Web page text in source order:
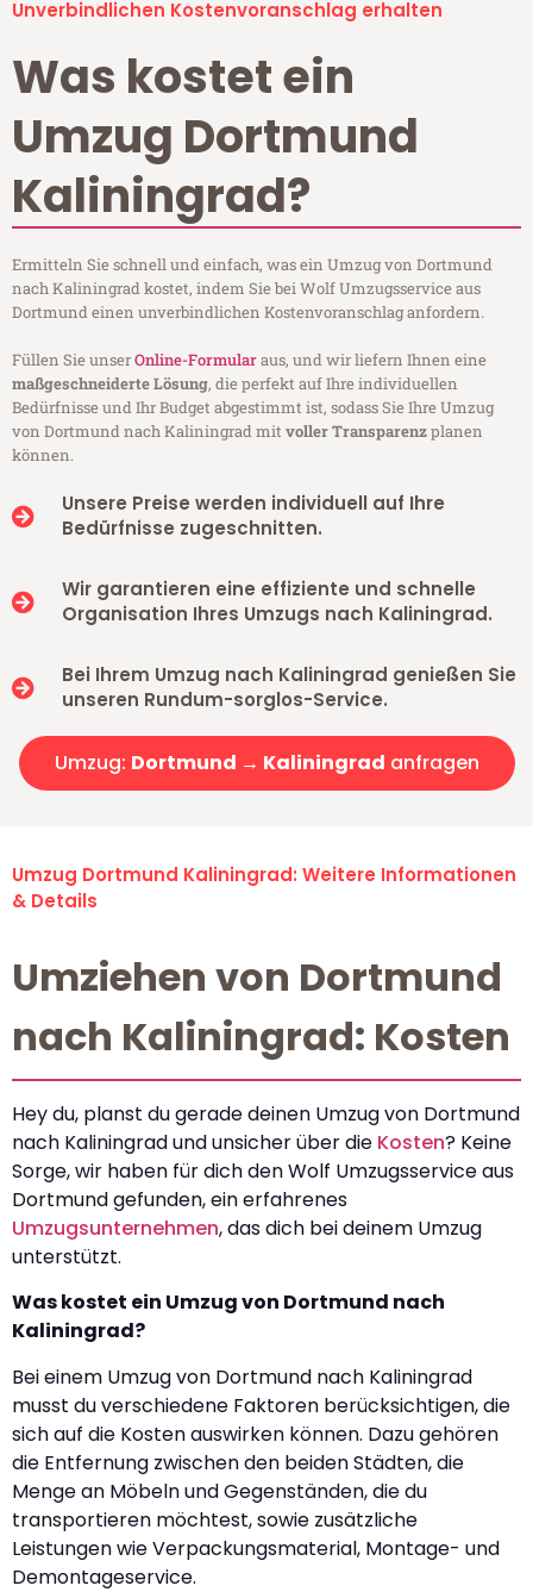
Unverbindlichen Kostenvoranschlag erhalten
Was kostet ein
Umzug Dortmund
Kaliningrad?
Ermitteln Sie schnell und einfach, was ein Umzug von Dortmund
nach Kaliningrad kostet, indem Sie bei Wolf Umzugsservice aus
Dortmund einen unverbindlichen Kostenvoranschlag anfordern.
Füllen Sie unserOnline-Formularaus, und wir liefern Ihnen eine
maßgeschneiderte Lösung, die perfekt auf Ihre individuellen
Bedürfnisse und Ihr Budget abgestimmt ist, sodass Sie Ihre Umzug
von Dortmund nach Kaliningrad mitvoller Transparenzplanen
können.
Unsere Preise werden individuell auf Ihre
Bedürfnisse zugeschnitten.
Wir garantieren eine effiziente und schnelle
Organisation Ihres Umzugs nach Kaliningrad.
Bei Ihrem Umzug nach Kaliningrad genießen Sie
unseren Rundum-sorglos-Service.
Umzug: Dortmund → Kaliningrad anfragen
Umzug Dortmund Kaliningrad: Weitere Informationen
& Details
Umziehen von Dortmund
nach Kaliningrad: Kosten
Hey du, planst du gerade deinen Umzug von Dortmund
nach Kaliningrad und unsicher über die Kosten? Keine
Sorge, wir haben für dich den Wolf Umzugsservice aus
Dortmund gefunden, ein erfahrenes
Umzugsunternehmen, das dich bei deinem Umzug
unterstützt.
Was kostet ein Umzug von Dortmund nach
Kaliningrad?
Bei einem Umzug von Dortmund nach Kaliningrad
musst du verschiedene Faktoren berücksichtigen, die
sich auf die Kosten auswirken können. Dazu gehören
die Entfernung zwischen den beiden Städten, die
Menge an Möbeln und Gegenständen, die du
transportieren möchtest, sowie zusätzliche
Leistungen wie Verpackungsmaterial, Montage- und
Demontageservice.